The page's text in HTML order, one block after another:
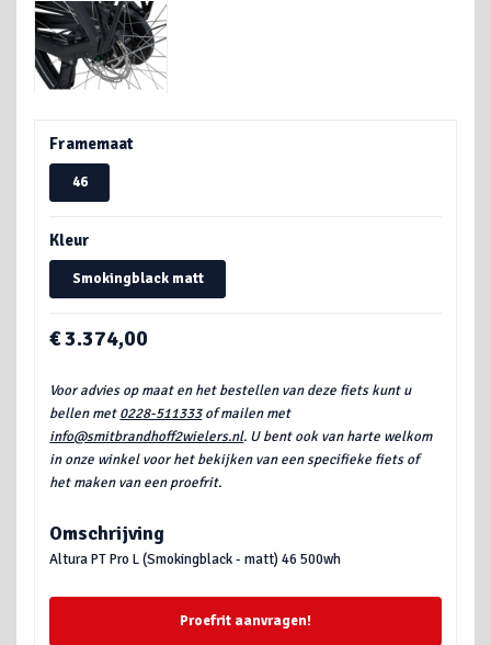
Framemaat
46
Kleur
Smokingblack matt
€ 3.374,00
Voor advies op maat en het bestellen van deze fiets kunt u
bellen met0228-511333of mailen met
info@smitbrandhoff2wielers.nl. U bent ook van harte welkom
in onze winkel voor het bekijken van een specifieke fiets of
het maken van een proefrit.
Omschrijving
Altura PT Pro L (Smokingblack - matt) 46 500wh
Proefrit aanvragen!